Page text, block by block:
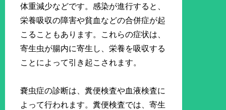
体重減少などです。感染が進行すると、
栄養吸収の障害や貧血などの合併症が起
こることもあります。これらの症状は、
寄生虫が腸内に寄生し、栄養を吸収する
ことによって引き起こされます。
嚢虫症の診断は、糞便検査や血液検査に
よって行われます。糞便検査では、寄生